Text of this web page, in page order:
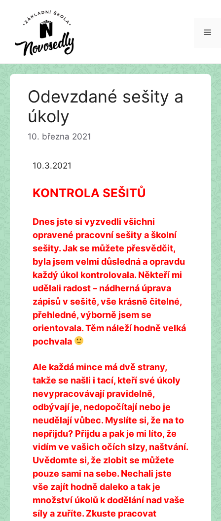
Přeskočit
Odevzdané sešity a
úkoly
10. března 2021
10.3.2021
KONTROLA SEŠITŮ
Dnes jste si vyzvedli všichni
opravené pracovní sešity a školní
sešity. Jak se můžete přesvědčit,
byla jsem velmi důsledná a opravdu
každý úkol kontrolovala. Někteří mi
udělali radost – nádherná úprava
zápisů v sešitě, vše krásně čitelné,
přehledné, výborně jsem se
orientovala. Těm náleží hodně velká
pochvala
Ale každá mince má dvě strany,
takže se našli i tací, kteří své úkoly
nevypracovávají pravidelně,
odbývají je, nedopočítají nebo je
neudělají vůbec. Myslíte si, že na to
nepřijdu? Přijdu a pak je mi líto, že
vidím ve vašich očích slzy, naštvání.
Uvědomte si, že zlobit se můžete
pouze sami na sebe. Nechali jste
vše zajít hodně daleko a tak je
množství úkolů k dodělání nad vaše
síly a zuříte. Zkuste pracovat